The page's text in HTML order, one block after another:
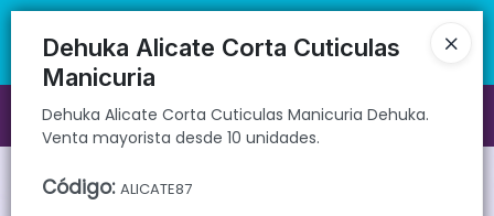
Dehuka Alicate Corta Cuticulas Manicuria Dehuka. Venta mayorista
Dehuka Alicate Corta Cuticulas
Manicuria
Dehuka Alicate Corta Cuticulas Manicuria Dehuka.
Venta mayorista desde 10 unidades.
Código: ALICATE87
directa | 📦 Comprá mayorista desde 10 unidades. ¡Registrate y
accedé a precios exclusivos!
Ingresar a la Tienda
CÓMO COMPRAR